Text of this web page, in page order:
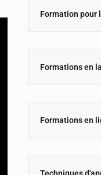
Formation pour
Formations en
Formations en